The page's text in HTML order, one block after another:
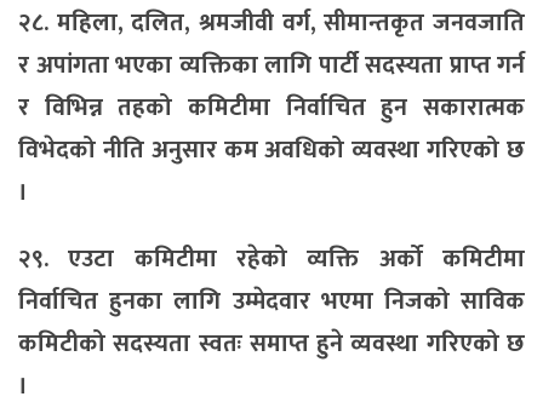
२८. महिला, दलित, श्रमजीवी वर्ग, सीमान्तकृत जनवजाति
र अपांगता भएका व्यक्तिका लागि पार्टी सदस्यता प्राप्त गर्न
र विभिन्न तहको कमिटीमा निर्वाचित हुन सकारात्मक
विभेदको नीति अनुसार कम अवधिको व्यवस्था गरिएको छ
।
२९. एउटा कमिटीमा रहेको व्यक्ति अर्को कमिटीमा
निर्वाचित हुनका लागि उम्मेदवार भएमा निजको साविक
कमिटीको सदस्यता स्वतः समाप्त हुने व्यवस्था गरिएको छ
।